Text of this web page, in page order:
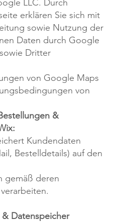
LLC. Durch
erklären Sie sich mit
sowie Nutzung der
Daten durch Google
Dritter
von Google Maps
von
&
Kundendaten
Bestelldetails) auf den
gemäß deren
Datenspeicher